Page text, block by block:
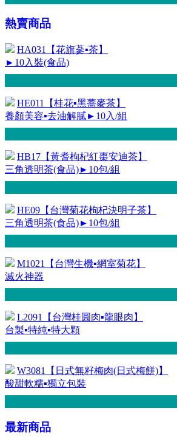
熱賣商品
HA031【花旗蔘▪茶】
►10入裝(食品)
HE011【桂花▪黑蕎麥茶】
養顏美容▪去油解膩►10入/組
HB17【黃耆枸杞紅棗安迪茶】
三角透明茶(食品)►10包/組
HE09【台灣菊花枸杞決明子茶】
三角透明茶(食品)►10包/組
M1021【台灣生機▪網室菊花】
滅火神器
L2091【台灣桂圓肉▪龍眼肉】
台製▪特純▪特大顆
W3081【日式無籽梅肉(日式梅餅)】
酸甜軟糯▪獨立包裝
最新商品